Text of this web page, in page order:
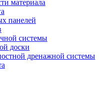
материала
панелей
системы
доски
дренажной системы